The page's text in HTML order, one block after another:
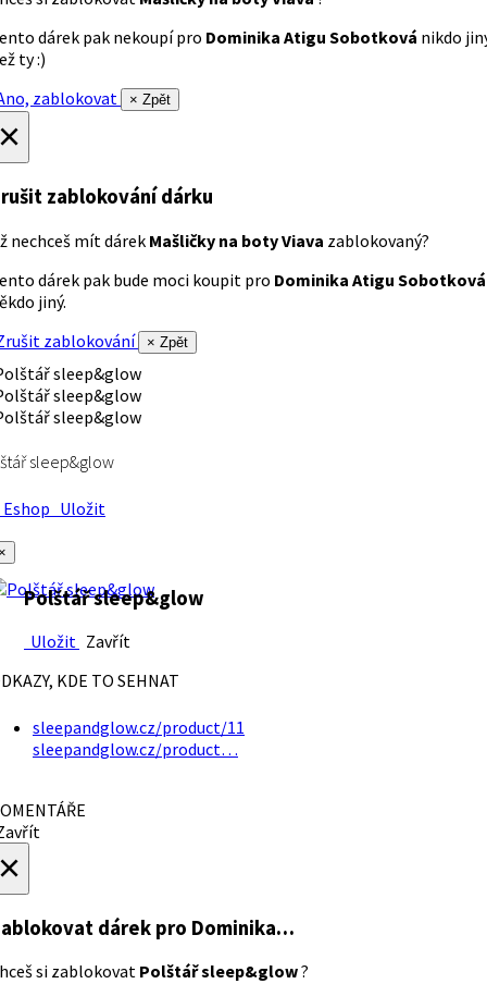
dárek pak nekoupí pro Dominika Atigu Sobotková nikdo
ty :)
zablokovat
× Zpět
zablokování dárku
nechceš mít dárek Mašličky na boty Viava zablokovaný?
dárek pak bude moci koupit pro Dominika Atigu Sobotková
jiný.
zablokování
× Zpět
sleep&glow
Uložit
Polštář sleep&glow
Uložit Zavřít
KDE TO SEHNAT
sleepandglow.cz/product/11
sleepandglow.cz/product…
dárek pro Dominika…
si zablokovat Polštář sleep&glow?